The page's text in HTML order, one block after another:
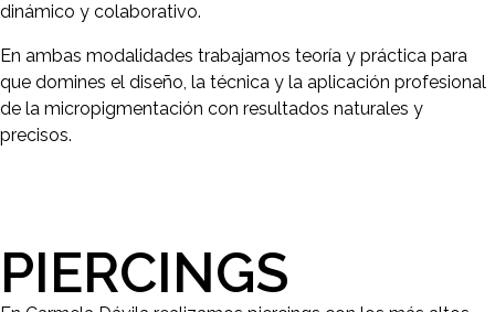
dinámico y colaborativo.
En ambas modalidades trabajamos teoría y práctica para
que domines el diseño, la técnica y la aplicación profesional
de la micropigmentación con resultados naturales y
precisos.
PIERCINGS